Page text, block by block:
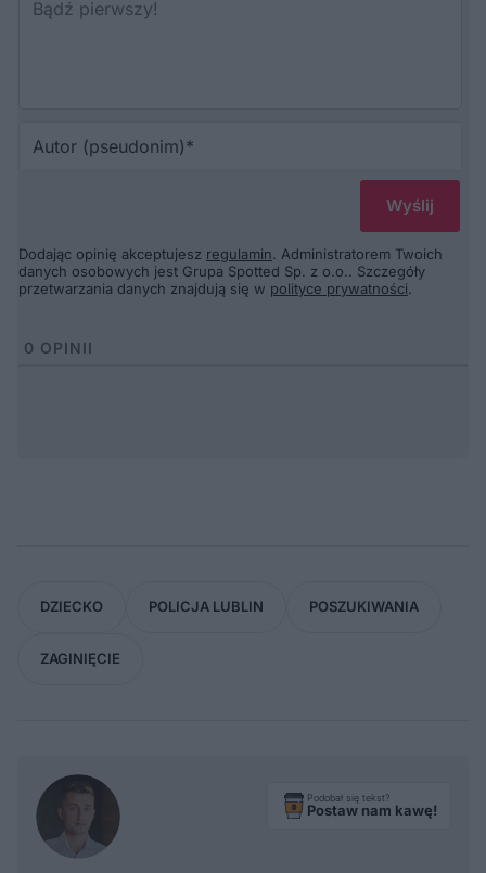
Dodając opinię akceptujesz regulamin. Administratorem Twoich
danych osobowych jest Grupa Spotted Sp. z o.o.. Szczegóły
przetwarzania danych znajdują się w polityce prywatności.
0 OPINII
DZIECKO POLICJA LUBLIN POSZUKIWANIA
ZAGINIĘCIE
Podobał się tekst?
Postaw nam kawę!